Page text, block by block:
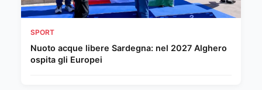
SPORT
Nuoto acque libere Sardegna: nel 2027 Alghero
ospita gli Europei